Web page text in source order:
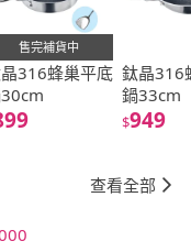
316蜂巢平底
售完補貨中
鈦晶316
鍋33cm
$949
查看全部